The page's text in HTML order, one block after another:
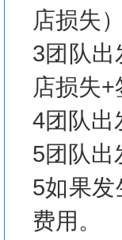
店损失
3团队
店损失+
4团队出
5团队出
5如果
费用。